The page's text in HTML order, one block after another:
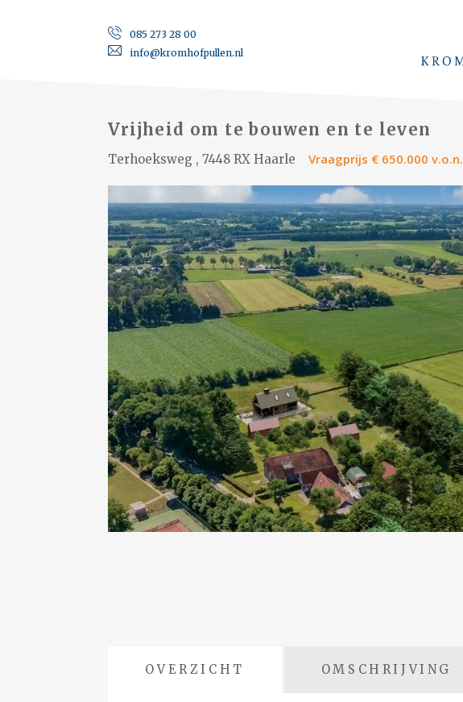
085 273 28 00
info@kromhofpullen.nl
Vrijheid om te bouwen en te leven
Terhoeksweg , 7448 RX Haarle Vraagprijs € 650.000 v.o.n.
OVERZICHT OMSCHRIJVING